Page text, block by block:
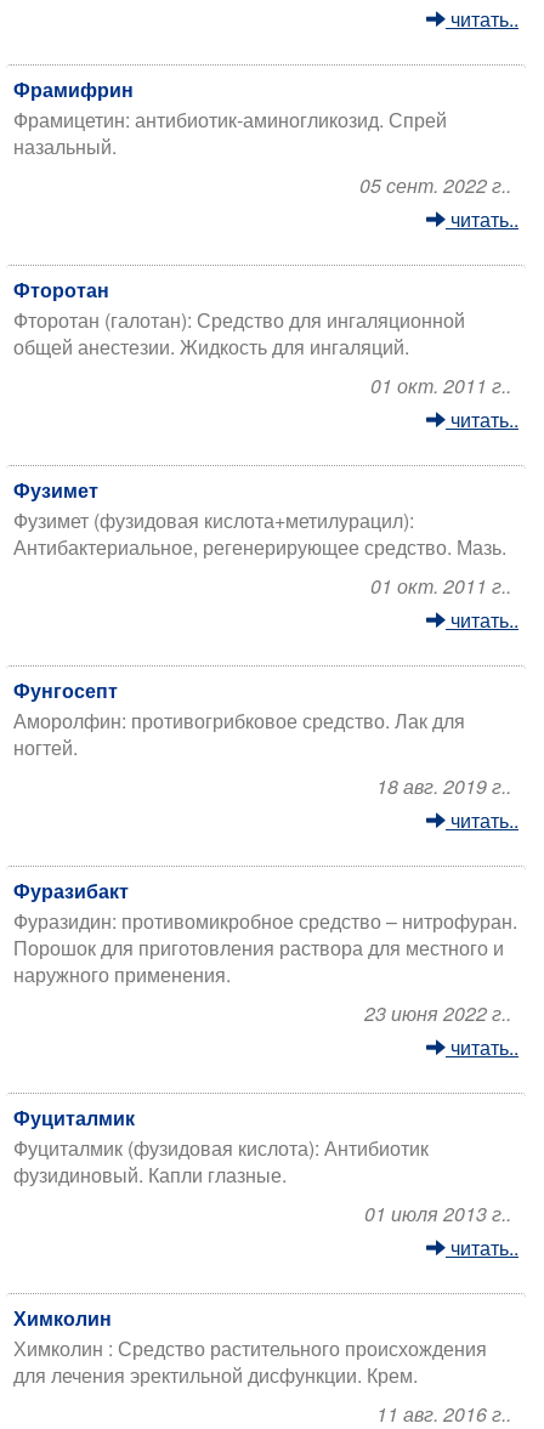
читать..
Фрамифрин
Фрамицетин: антибиотик-аминогликозид. Спрей
назальный.
05 сент. 2022 г..
читать..
Фторотан
Фторотан (галотан): Средство для ингаляционной
общей анестезии. Жидкость для ингаляций.
01 окт. 2011 г..
читать..
Фузимет
Фузимет (фузидовая кислота+метилурацил):
Антибактериальное, регенерирующее средство. Мазь.
01 окт. 2011 г..
читать..
Фунгосепт
Аморолфин: противогрибковое средство. Лак для
ногтей.
18 авг. 2019 г..
читать..
Фуразибакт
Фуразидин: противомикробное средство – нитрофуран.
Порошок для приготовления раствора для местного и
наружного применения.
23 июня 2022 г..
читать..
Фуциталмик
Фуциталмик (фузидовая кислота): Антибиотик
фузидиновый. Капли глазные.
01 июля 2013 г..
читать..
Химколин
Химколин : Средство растительного происхождения
для лечения эректильной дисфункции. Крем.
11 авг. 2016 г..